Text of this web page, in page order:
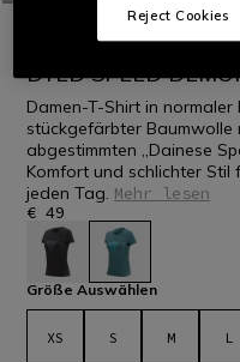
STARTSEITE MOTORRAD
DYED SPEED
Damen-T-Shirt in normaler
stückgefärbter Baumwolle
abgestimmten „Dainese
Komfort und schlichter
jeden Tag. Mehr lesen
€ 49
ausgewählt
Größe Auswählen
XS S M L
Reject Cookies